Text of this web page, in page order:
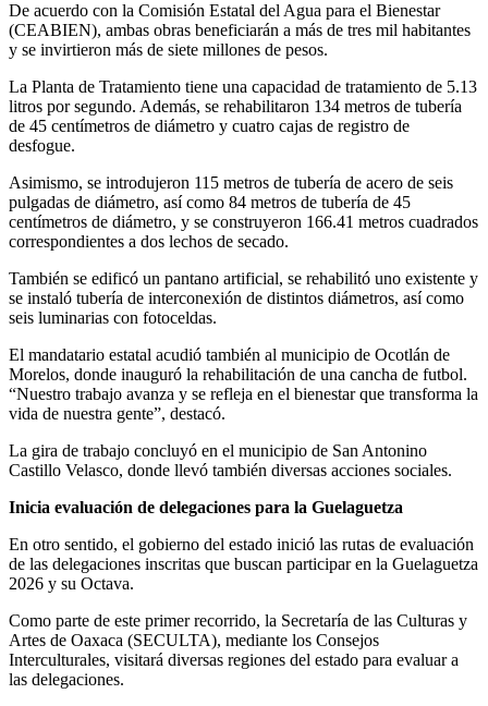
De acuerdo con la Comisión Estatal del Agua para el Bienestar
(CEABIEN), ambas obras beneficiarán a más de tres mil habitantes
y se invirtieron más de siete millones de pesos.
La Planta de Tratamiento tiene una capacidad de tratamiento de 5.13
litros por segundo. Además, se rehabilitaron 134 metros de tubería
de 45 centímetros de diámetro y cuatro cajas de registro de
desfogue.
Asimismo, se introdujeron 115 metros de tubería de acero de seis
pulgadas de diámetro, así como 84 metros de tubería de 45
centímetros de diámetro, y se construyeron 166.41 metros cuadrados
correspondientes a dos lechos de secado.
También se edificó un pantano artificial, se rehabilitó uno existente y
se instaló tubería de interconexión de distintos diámetros, así como
seis luminarias con fotoceldas.
El mandatario estatal acudió también al municipio de Ocotlán de
Morelos, donde inauguró la rehabilitación de una cancha de futbol.
“Nuestro trabajo avanza y se refleja en el bienestar que transforma la
vida de nuestra gente”, destacó.
La gira de trabajo concluyó en el municipio de San Antonino
Castillo Velasco, donde llevó también diversas acciones sociales.
Inicia evaluación de delegaciones para la Guelaguetza
En otro sentido, el gobierno del estado inició las rutas de evaluación
de las delegaciones inscritas que buscan participar en la Guelaguetza
2026 y su Octava.
Como parte de este primer recorrido, la Secretaría de las Culturas y
Artes de Oaxaca (SECULTA), mediante los Consejos
Interculturales, visitará diversas regiones del estado para evaluar a
las delegaciones.